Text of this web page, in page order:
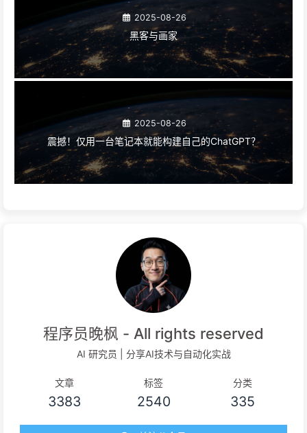
2025-08-26
黑客与画家
2025-08-26
震撼！仅用一台笔记本就能构建自己的ChatGPT？
程序员晚枫 - All rights reserved
AI 研究员 | 分享AI技术与自动化实战
文章
3383
标签
2540
分类
335